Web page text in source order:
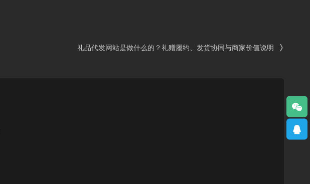
礼品代发网站是做什么的？礼赠履约、发货协同与商家价值说明